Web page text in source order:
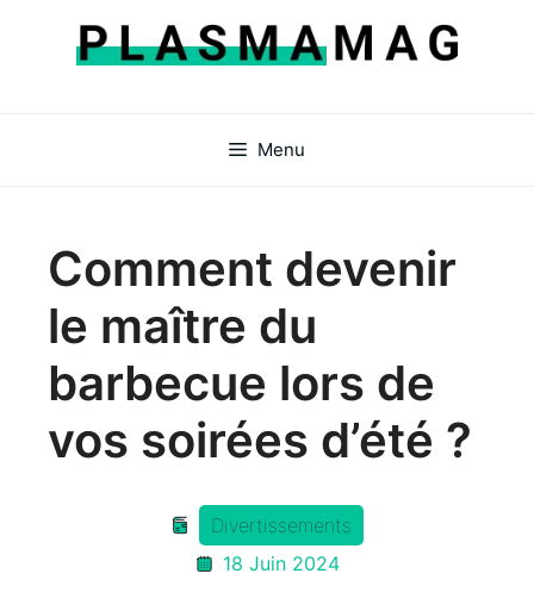
Menu
Comment devenir
le maître du
barbecue lors de
vos soirées d’été ?
Divertissements
18 Juin 2024